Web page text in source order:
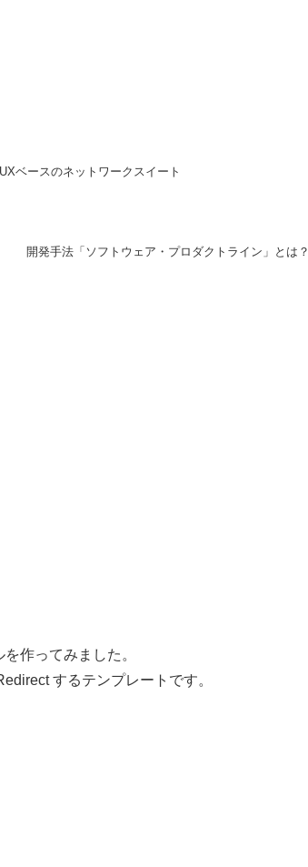
ベースのネットワークスイート
開発手法「ソフトウェア・プロダクトライン」とは？
作ってみました。
するテンプレートです。